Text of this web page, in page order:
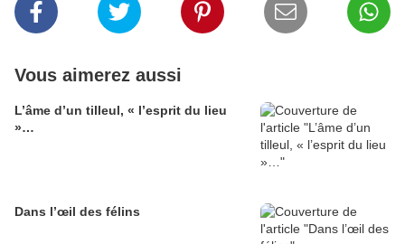
Vous aimerez aussi
L’âme d’un tilleul, « l’esprit du lieu
»…
Dans l’œil des félins